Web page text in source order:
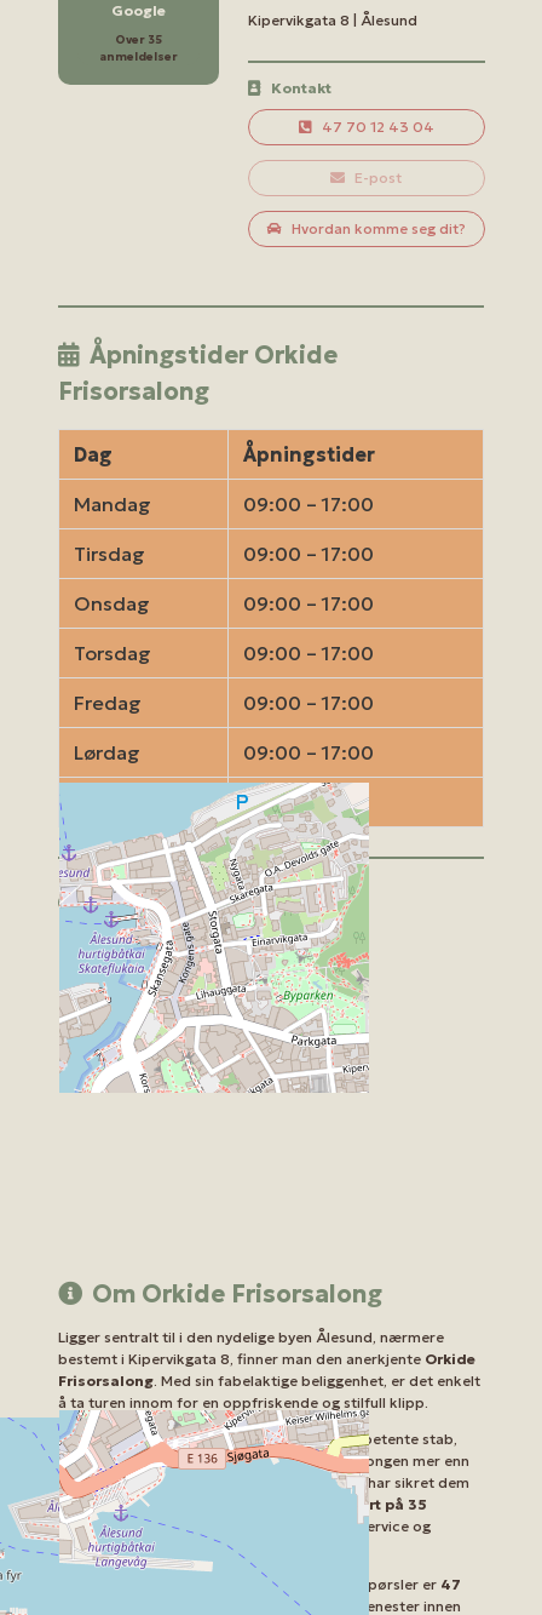
Google
Over 35
anmeldelser
Kipervikgata 8 | Ålesund
Kontakt
47 70 12 43 04
E-post
Hvordan komme seg dit?
Åpningstider Orkide
Frisorsalong
Dag Åpningstider
Mandag 09:00 – 17:00
Tirsdag 09:00 – 17:00
Onsdag 09:00 – 17:00
Torsdag 09:00 – 17:00
Fredag 09:00 – 17:00
Lørdag 09:00 – 17:00
Stengt
Kart
Om Orkide Frisorsalong
Ligger sentralt til i den nydelige byen Ålesund, nærmere
bestemt i Kipervikgata 8, finner man den anerkjente Orkide
Frisorsalong. Med sin fabelaktige beliggenhet, er det enkelt
å ta turen innom for en oppfriskende og stilfull klipp.
Orkide Frisorsalong er kjent for sin høykompetente stab,
som alltid sørger for at kundene forlater salongen mer enn
fornøyd. Deres dedikasjons til sitt håndverk har sikret dem
en imponerende vurdering på
4,4 av 5 basert på 35
anmeldelser . Dette vitner om enestående service og
kvalitet.
Telefonnummer for timebestilling eller forespørsler er 47
. De tilbyr et bredt spekter av tjenester innen